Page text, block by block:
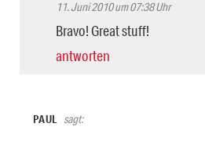
11. Juni 2010 um 07:38 Uhr
Bravo! Great stuff!
antworten
PAUL sagt: